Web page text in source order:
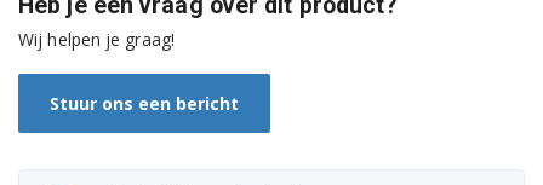
Siemens TI907F01DE/02
Siemens TI907F01DE/03
Siemens TI909701HC/01
Wij helpen je graag!
Stuur ons een bericht